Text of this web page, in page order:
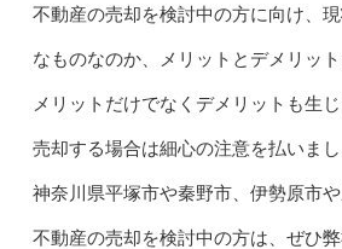
不動産の売却を検討中の方に向け、
なものなのか、メリットとデメリット
メリットだけでなくデメリットも生
売却する場合は細心の注意を払いまし
神奈川県平塚市や秦野市、伊勢原市
不動産の売却を検討中の方は、ぜひ